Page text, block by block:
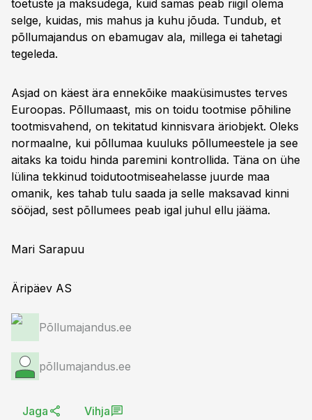
toetuste ja maksudega, kuid samas peab riigil olema
selge, kuidas, mis mahus ja kuhu jõuda. Tundub, et
põllumajandus on ebamugav ala, millega ei tahetagi
tegeleda.
Asjad on käest ära ennekõike maaküsimustes terves
Euroopas. Põllumaast, mis on toidu tootmise põhiline
tootmisvahend, on tekitatud kinnisvara äriobjekt. Oleks
normaalne, kui põllumaa kuuluks põllumeestele ja see
aitaks ka toidu hinda paremini kontrollida. Täna on ühe
lülina tekkinud toidutootmiseahelasse juurde maa
omanik, kes tahab tulu saada ja selle maksavad kinni
sööjad, sest põllumees peab igal juhul ellu jääma.
Mari Sarapuu
Äripäev AS
Põllumajandus.ee
põllumajandus.ee
Jaga Vihja